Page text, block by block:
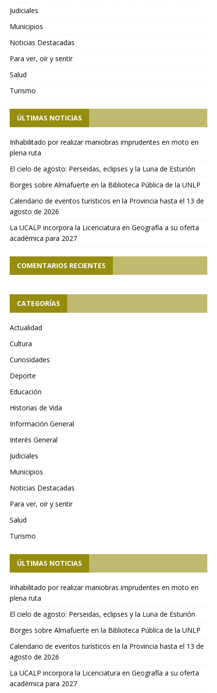
Judiciales
Municipios
Noticias Destacadas
Para ver, oír y sentir
Salud
Turismo
ÚLTIMAS NOTICIAS
Inhabilitado por realizar maniobras imprudentes en moto en
plena ruta
El cielo de agosto: Perseidas, eclipses y la Luna de Esturión
Borges sobre Almafuerte en la Biblioteca Pública de la UNLP
Calendario de eventos turísticos en la Provincia hasta el 13 de
agosto de 2026
La UCALP incorpora la Licenciatura en Geografía a su oferta
académica para 2027
COMENTARIOS RECIENTES
CATEGORÍAS
Actualidad
Cultura
Curiosidades
Deporte
Educación
Historias de Vida
Información General
Interés General
Judiciales
Municipios
Noticias Destacadas
Para ver, oír y sentir
Salud
Turismo
ÚLTIMAS NOTICIAS
Inhabilitado por realizar maniobras imprudentes en moto en
plena ruta
El cielo de agosto: Perseidas, eclipses y la Luna de Esturión
Borges sobre Almafuerte en la Biblioteca Pública de la UNLP
Calendario de eventos turísticos en la Provincia hasta el 13 de
agosto de 2026
La UCALP incorpora la Licenciatura en Geografía a su oferta
académica para 2027